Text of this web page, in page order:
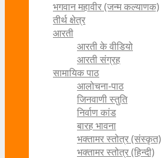
भगवान महावीर (जन्म कल्याणक)
तीर्थ क्षेत्र
आरती
आरती के वीडियो
आरती संग्रह
सामायिक पाठ
आलोचना-पाठ
जिनवाणी स्तुति
निर्वाण कांड
बारह भावना
भक्तामर स्तोत्र (संस्कृत)
भक्तामर स्तोत्र (हिन्दी)